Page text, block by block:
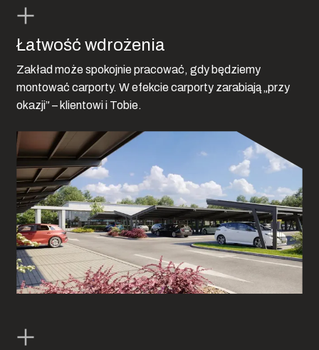
Łatwość wdrożenia
Zakład może spokojnie pracować, gdy będziemy
montować carporty. W efekcie carporty zarabiają „przy
okazji” – klientowi i Tobie.